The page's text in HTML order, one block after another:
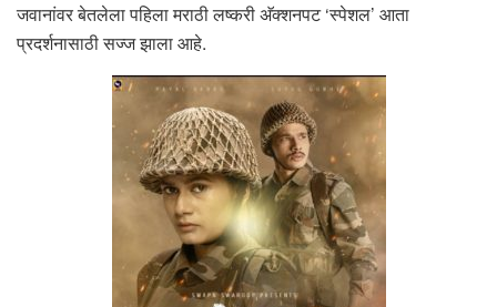
जवानांवर बेतलेला पहिला मराठी लष्करी अ‍ॅक्शनपट ‘स्पेशल’ आता
प्रदर्शनासाठी सज्ज झाला आहे.